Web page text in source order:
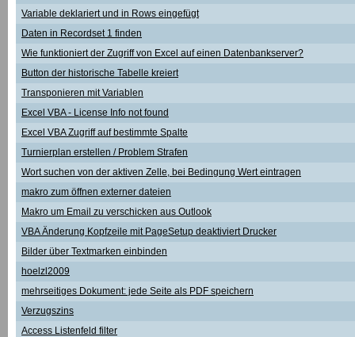
Variable deklariert und in Rows eingefügt
Daten in Recordset 1 finden
Wie funktioniert der Zugriff von Excel auf einen Datenbankserver?
Button der historische Tabelle kreiert
Transponieren mit Variablen
Excel VBA - License Info not found
Excel VBA Zugriff auf bestimmte Spalte
Turnierplan erstellen / Problem Strafen
Wort suchen von der aktiven Zelle, bei Bedingung Wert eintragen
makro zum öffnen externer dateien
Makro um Email zu verschicken aus Outlook
VBA Änderung Kopfzeile mit PageSetup deaktiviert Drucker
Bilder über Textmarken einbinden
hoelzl2009
mehrseitiges Dokument: jede Seite als PDF speichern
Verzugszins
Access Listenfeld filter